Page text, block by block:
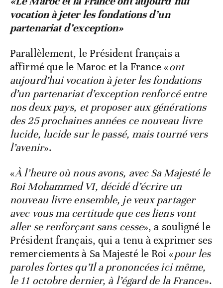
vocation à jeter les fondations d’un
partenariat d’exception»
Parallèlement, le Président français a
affirmé que le Maroc et la France «ont
aujourd’hui vocation à jeter les fondations
d’un partenariat d’exception renforcé entre
nos deux pays, et proposer aux générations
des 25 prochaines années ce nouveau livre
lucide, lucide sur le passé, mais tourné vers
l’avenir».
«À l’heure où nous avons, avec Sa Majesté le
Roi Mohammed VI, décidé d’écrire un
nouveau livre ensemble, je veux partager
avec vous ma certitude que ces liens vont
aller se renforçant sans cesse», a souligné le
Président français, qui a tenu à exprimer ses
remerciements à Sa Majesté le Roi «pour les
paroles fortes qu’Il a prononcées ici même,
le 11 octobre dernier, à l’égard de la France».